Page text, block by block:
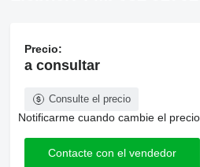
Precio:
a consultar
Consulte el precio
Notificarme cuando cambie el precio
Contacte con el vendedor